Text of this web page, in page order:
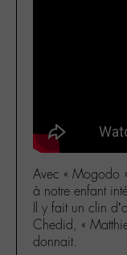
Avec « Mogodo
à notre enfant
Il y fait un clin
Chedid, «
donnait.